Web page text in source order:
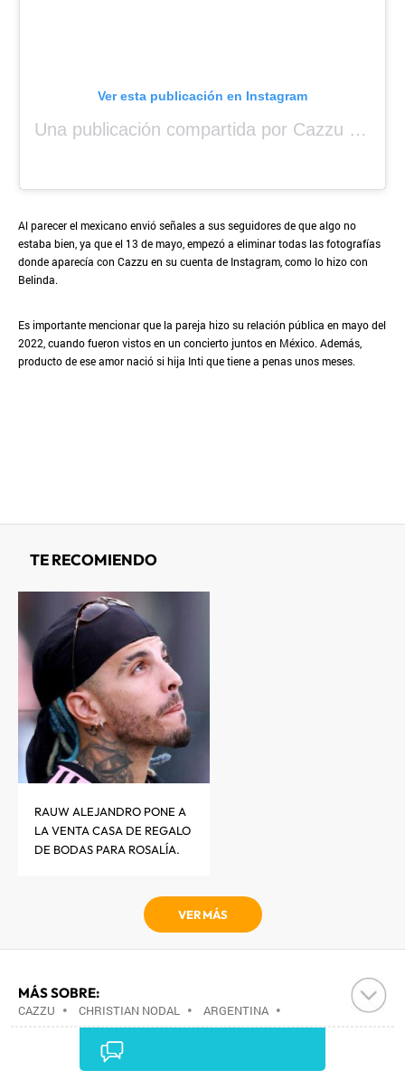
Ver esta publicación en Instagram
Una publicación compartida por Cazzu (@cazzu.la_jefa)
Al parecer el mexicano envió señales a sus seguidores de que algo no
estaba bien, ya que el 13 de mayo, empezó a eliminar todas las fotografías
donde aparecía con Cazzu en su cuenta de Instagram, como lo hizo con
Belinda.
Es importante mencionar que la pareja hizo su relación pública en mayo del
2022, cuando fueron vistos en un concierto juntos en México. Además,
producto de ese amor nació si hija Inti que tiene a penas unos meses.
TE RECOMIENDO
RAUW ALEJANDRO PONE A
LA VENTA CASA DE REGALO
DE BODAS PARA ROSALÍA.
VER MÁS
MÁS SOBRE:
CAZZU • CHRISTIAN NODAL • ARGENTINA •
•NORTEAMÉRICA•SUDAMÉRICA•
LATINOAMÉRICA•